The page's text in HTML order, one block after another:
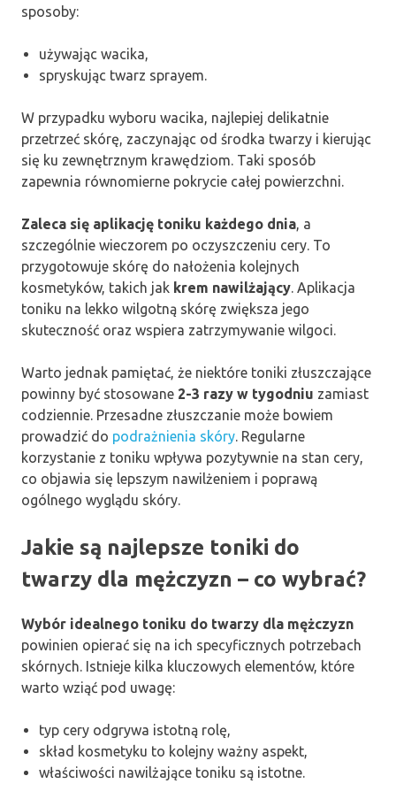
sposoby:
używając wacika,
spryskując twarz sprayem.
W przypadku wyboru wacika, najlepiej delikatnie
przetrzeć skórę, zaczynając od środka twarzy i kierując
się ku zewnętrznym krawędziom. Taki sposób
zapewnia równomierne pokrycie całej powierzchni.
Zaleca się aplikację toniku każdego dnia, a
szczególnie wieczorem po oczyszczeniu cery. To
przygotowuje skórę do nałożenia kolejnych
kosmetyków, takich jak krem nawilżający. Aplikacja
toniku na lekko wilgotną skórę zwiększa jego
skuteczność oraz wspiera zatrzymywanie wilgoci.
Warto jednak pamiętać, że niektóre toniki złuszczające
powinny być stosowane 2-3 razy w tygodniu zamiast
codziennie. Przesadne złuszczanie może bowiem
prowadzić do podrażnienia skóry. Regularne
korzystanie z toniku wpływa pozytywnie na stan cery,
co objawia się lepszym nawilżeniem i poprawą
ogólnego wyglądu skóry.
Jakie są najlepsze toniki do
twarzy dla mężczyzn – co wybrać?
Wybór idealnego toniku do twarzy dla mężczyzn
powinien opierać się na ich specyficznych potrzebach
skórnych. Istnieje kilka kluczowych elementów, które
warto wziąć pod uwagę:
typ cery odgrywa istotną rolę,
skład kosmetyku to kolejny ważny aspekt,
właściwości nawilżające toniku są istotne.